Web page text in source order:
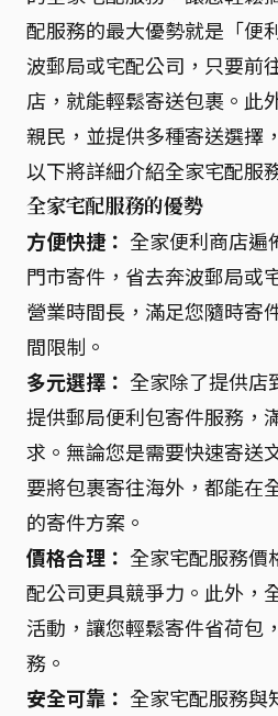
配服務的最大優勢就是「便
波郵局或宅配公司，只要前
店，就能輕鬆寄送包裹。此
親民，並提供多種寄送選擇
以下將詳細介紹全家宅配服
全家宅配服務的優勢
方便快捷： 全家便利商店遍
門市寄件，省去奔波郵局或
營業時間長，滿足您隨時寄
間限制。
多元選擇： 全家除了提供店
提供郵局便利包寄件服務，
求。無論您是需要快速寄送
要將包裹寄往海外，都能在
的寄件方案。
價格合理： 全家宅配服務價
配公司更具競爭力。此外，
活動，讓您輕鬆寄件省荷包
務。
安全可靠： 全家宅配服務與